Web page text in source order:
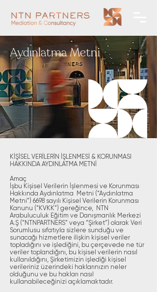
Aydınlatma Metni
KİŞİSEL VERİLERİN İŞLENMESİ & KORUNMASI
HAKKINDA AYDINLATMA METNİ
Amaç
İşbu Kişisel Verilerin İşlenmesi ve Korunması
Hakkında Aydınlatma Metni (“Aydınlatma
Metni”) 6698 sayılı Kişisel Verilerin Korunması
Kanunu (“KVKK”) gereğince, NTN
Arabuluculuk Eğitim ve Danışmanlık Merkezi
A.Ş (“NTNPARTNERS” veya “Şirket”) olarak Veri
Sorumlusu sıfatıyla sizlere sunduğu ve
sunacağı hizmetlere ilişkin kişisel veriler
topladığını ve işlediğini, bu çerçevede ne tür
veriler toplandığını, bu kişisel verilerin nasıl
kullanıldığını, Şirketimizin işlediği kişisel
verileriniz üzerindeki haklarınızın neler
olduğunu ve bu hakları nasıl
kullanabileceğinizi açıklamaktadır.